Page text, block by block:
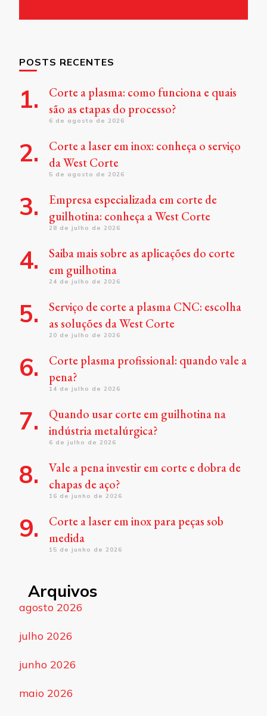
POSTS RECENTES
Corte a plasma: como funciona e quais
são as etapas do processo?
6 de agosto de 2026
Corte a laser em inox: conheça o serviço
da West Corte
5 de agosto de 2026
Empresa especializada em corte de
guilhotina: conheça a West Corte
28 de julho de 2026
Saiba mais sobre as aplicações do corte
em guilhotina
24 de julho de 2026
Serviço de corte a plasma CNC: escolha
as soluções da West Corte
20 de julho de 2026
Corte plasma profissional: quando vale a
pena?
14 de julho de 2026
Quando usar corte em guilhotina na
indústria metalúrgica?
6 de julho de 2026
Vale a pena investir em corte e dobra de
chapas de aço?
16 de junho de 2026
Corte a laser em inox para peças sob
medida
15 de junho de 2026
Arquivos
agosto 2026
julho 2026
junho 2026
maio 2026